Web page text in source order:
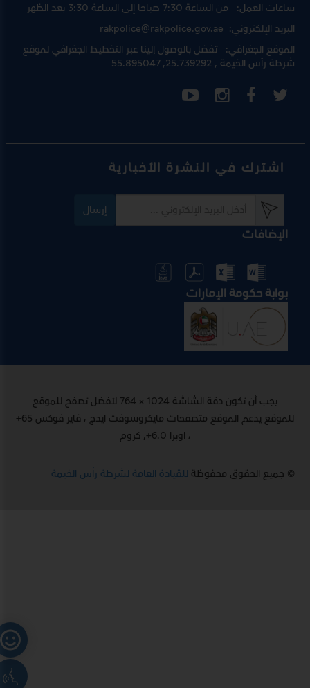
ساعات العمل: من الساعة 7:30 صباحا إلى الساعة 3:30 بعد الظهر
البريد الإلكتروني:rakpolice@rakpolice.gov.ae
الموقع الجغرافي: تفضل بالوصول إلينا عبرالتخطيط الجغرافي لموقع
شرطة رأس الخيمة, 25.739292, 55.895047
اشترك في النشرة الأخبارية
إرسال
الإضافات
بوابة حكومة الإمارات
يجب أن تكون دقة الشاشة 1024 × 764 لأفضل تصفح للموقع
للموقع يدعم الموقع متصفحات مايكروسوفت ايدج ، فاير فوكس 65+
، اوبرا 6.0+, كروم
© جميع الحقوق محفوظةللقيادة العامة لشرطة رأس الخيمة